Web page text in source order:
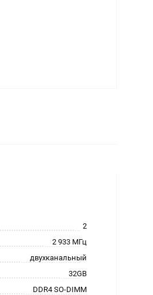
2
2 933 МГц
двухканальный
32GB
DDR4 SO-DIMM